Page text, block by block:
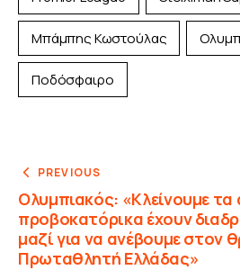
Μπάμπης Κωστούλας
Ποδόσφαιρο
PREVIOUS
Ολυμπιακός: «Κλείνουμε τα
προβοκατόρικα έχουν
μαζί για να ανέβουμε στον
Πρωταθλητή Ελλάδας»